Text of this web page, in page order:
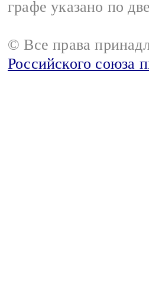
графе указано по
© Все права
Российского союза